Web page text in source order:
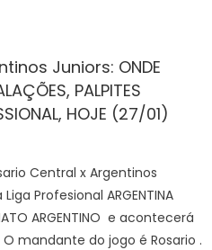
Juniors: ONDE
PALPITES
HOJE (27/01)
Central x Argentinos
Profesional ARGENTINA
ARGENTINO e acontecerá
O mandante do jogo é Rosario .